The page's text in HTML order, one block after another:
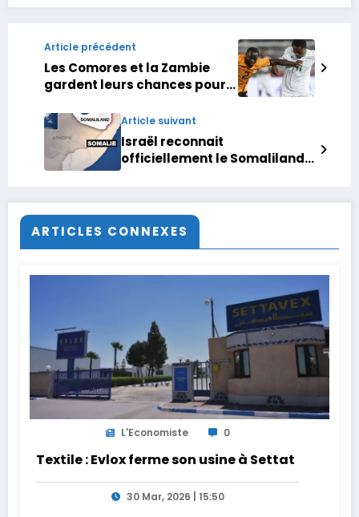
Article précédent
Les Comores et la Zambie
gardent leurs chances pour
Article suivant
Israël reconnait
officiellement le Somaliland,
ARTICLES CONNEXES
L'Economiste 0
Textile : Evlox ferme son usine à Settat
30 Mar, 2026 | 15:50